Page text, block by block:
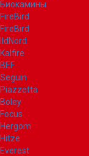
Биокамины
FireBird
FireBird
IldNord
Kalfire
BEF
Seguin
Piazzetta
Boley
Focus
Hergom
Hitze
Everest